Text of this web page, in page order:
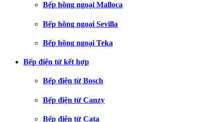
Bếp hồng ngoại Malloca
Bếp hồng ngoại Sevilla
Bếp hồng ngoại Teka
Bếp điện từ kết hợp
Bếp điện từ Bosch
Bếp điện từ Canzy
Bếp điện từ Cata